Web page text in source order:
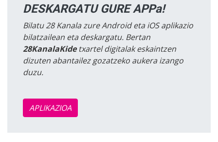
DESKARGATU GURE APPa!
Bilatu 28 Kanala zure Android eta iOS aplikazio
bilatzailean eta deskargatu. Bertan
28KanalaKidetxartel digitalak eskaintzen
dizuten abantailez gozatzeko aukera izango
duzu.
APLIKAZIOA